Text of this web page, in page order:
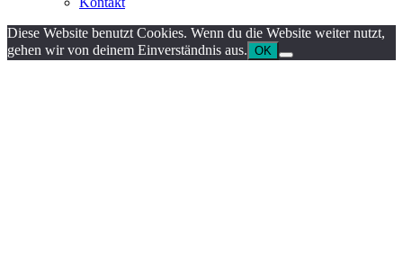
Diese Website benutzt Cookies. Wenn du die Website weiter nutzt,
gehen wir von deinem Einverständnis aus. OK